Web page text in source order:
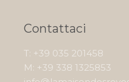
Contattaci
T: +39 035 201458
M: +39 338 1325853